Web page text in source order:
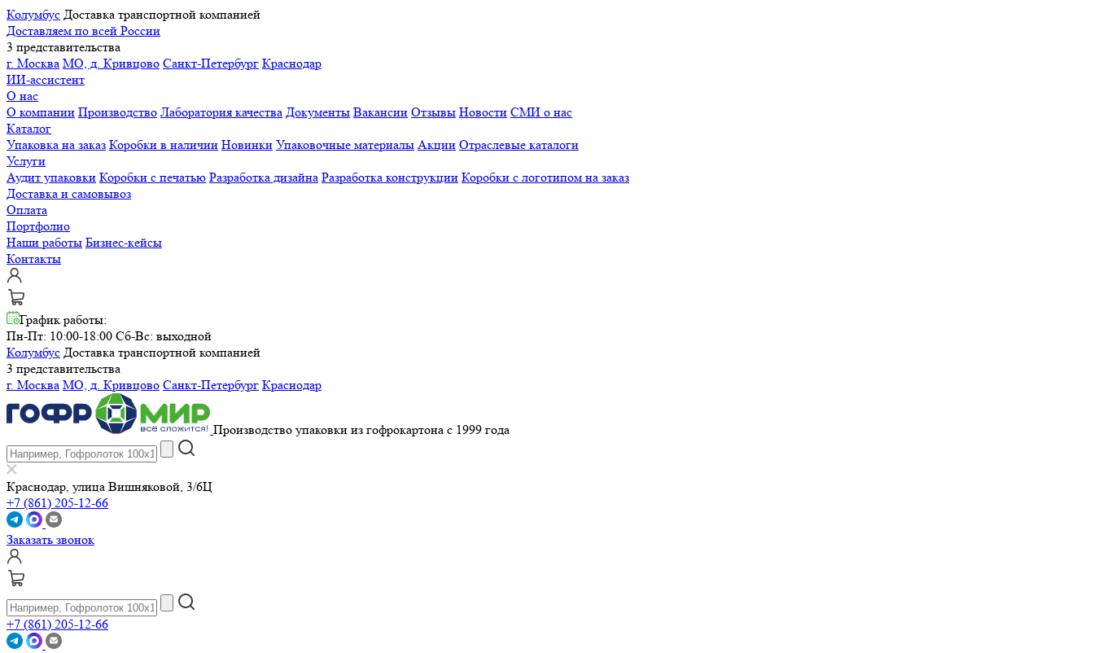
Колумбус Доставка транспортной компанией
Доставляем по всей России
3 представительства
г. Москва МО, д. Кривцово Санкт-Петербург Краснодар
ИИ-ассистент
О нас
О компании Производство Лаборатория качества Документы Вакансии Отзывы Новости СМИ о нас
Каталог
Упаковка на заказ Коробки в наличии Новинки Упаковочные материалы Акции Отраслевые каталоги
Услуги
Аудит упаковки Коробки с печатью Разработка дизайна Разработка конструкции Коробки с логотипом на заказ
Доставка и самовывоз
Оплата
Портфолио
Наши работы Бизнес-кейсы
Контакты
График работы:
Пн-Пт: 10:00-18:00 Сб-Вс: выходной
Колумбус Доставка транспортной компанией
3 представительства
г. Москва МО, д. Кривцово Санкт-Петербург Краснодар
Производство упаковки из гофрокартона с 1999 года
Краснодар, улица Вишняковой, 3/6Ц
+7 (861) 205-12-66
Заказать звонок
+7 (861) 205-12-66